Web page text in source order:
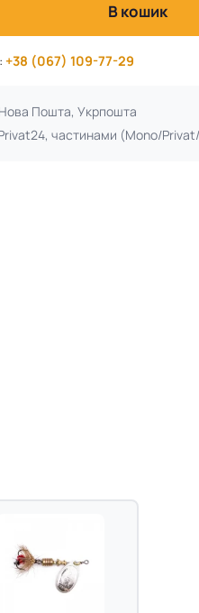
В кошик
+38 (067) 109-77-29
Пошта, Укрпошта
частинами (Mono/